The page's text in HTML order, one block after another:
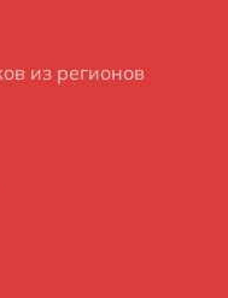
из регионов